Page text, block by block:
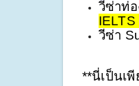
วีซ่า
**นี่เป็นเ